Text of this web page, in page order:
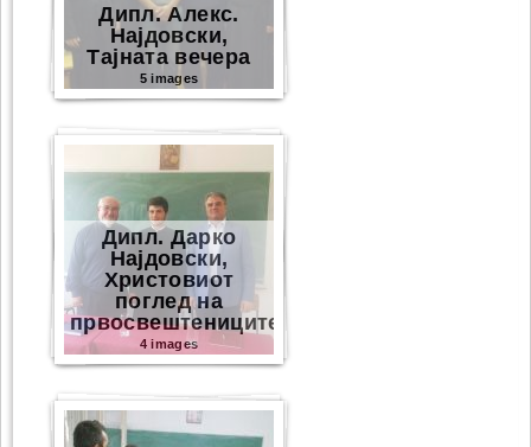
Дипл. Алекс.
Најдовски,
Тајната вечера
5 images
Дипл. Дарко
Најдовски,
Христовиот
поглед на
првосвештениците
4 images